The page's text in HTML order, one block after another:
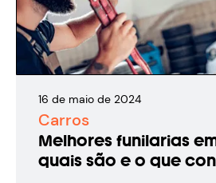
16 de maio de 2024
Carros
Melhores funilarias
quais são e o que